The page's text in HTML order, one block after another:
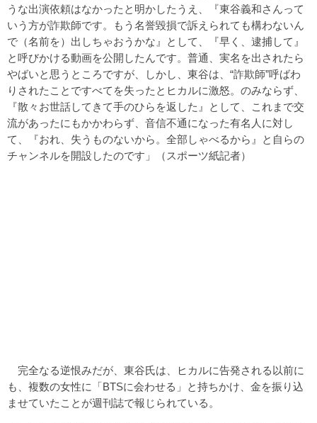
うな出演依頼はなかったと明かしたうえ、『東谷義和さんって
いう方が詐欺師です。もう名誉毀損で訴えられても構わないん
で（名前を）出しちゃおうかな』として、『早く、逮捕して』
と呼びかける動画を公開したんです。普通、実名を出されたら
やばいと思うところですが、しかし、東谷は、“詐欺師”呼ばわ
りされたことですべてを失ったとヒカルに激怒。のみならず、
『散々お世話してきて手のひらを返した』として、これまで交
流があったにもかかわらず、音信不通になった有名人に対し
て、『おれ、失うものないから。全部しゃべるから』と自らの
チャンネルを開設したのです」（スポーツ紙記者）
完全なる逆恨みだが、東谷氏は、ヒカルに告発される以前に
も、複数の女性に「BTSに会わせる」と持ちかけ、金を振り込
ませていたことが週刊誌で報じられている。